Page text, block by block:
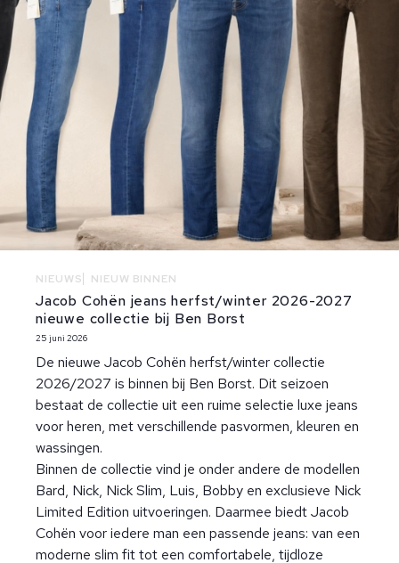
NIEUWS NIEUW BINNEN
Jacob Cohën jeans herfst/winter 2026-2027
nieuwe collectie bij Ben Borst
25 juni 2026
De nieuwe Jacob Cohën herfst/winter collectie
2026/2027 is binnen bij Ben Borst. Dit seizoen
bestaat de collectie uit een ruime selectie luxe jeans
voor heren, met verschillende pasvormen, kleuren en
wassingen.
Binnen de collectie vind je onder andere de modellen
Bard, Nick, Nick Slim, Luis, Bobby en exclusieve Nick
Limited Edition uitvoeringen. Daarmee biedt Jacob
Cohën voor iedere man een passende jeans: van een
moderne slim fit tot een comfortabele, tijdloze